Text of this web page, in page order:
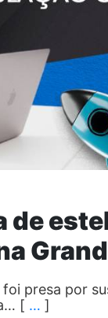
de
presa por
[ … ]